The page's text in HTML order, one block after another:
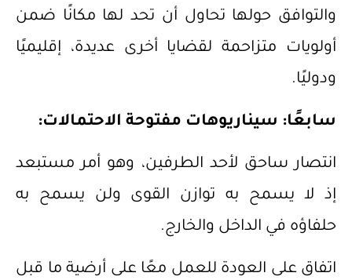
والتوافق حولها تحاول أن تحد لها مكانًا ضمن
أولويات متزاحمة لقضايا أخرى عديدة، إقليميًا
ودوليًا.
سابعًا: سيناريوهات مفتوحة الاحتمالات:
انتصار ساحق لأحد الطرفين، وهو أمر مستبعد
إذ لا يسمح به توازن القوى ولن يسمح به
حلفاؤه في الداخل والخارج.
اتفاق على العودة للعمل معًا على أرضية ما قبل